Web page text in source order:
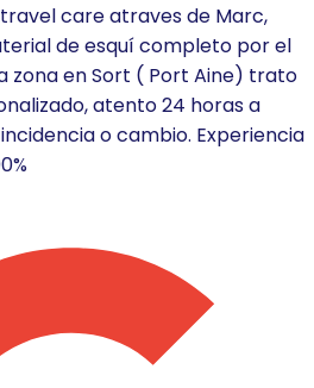
care atraves de Marc,
de esquí completo por el
zona en Sort ( Port Aine) trato
atento 24 horas a
o cambio. Experiencia